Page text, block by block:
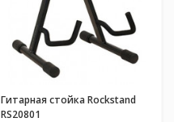
Гитарная стойка Rockstand
RS20801